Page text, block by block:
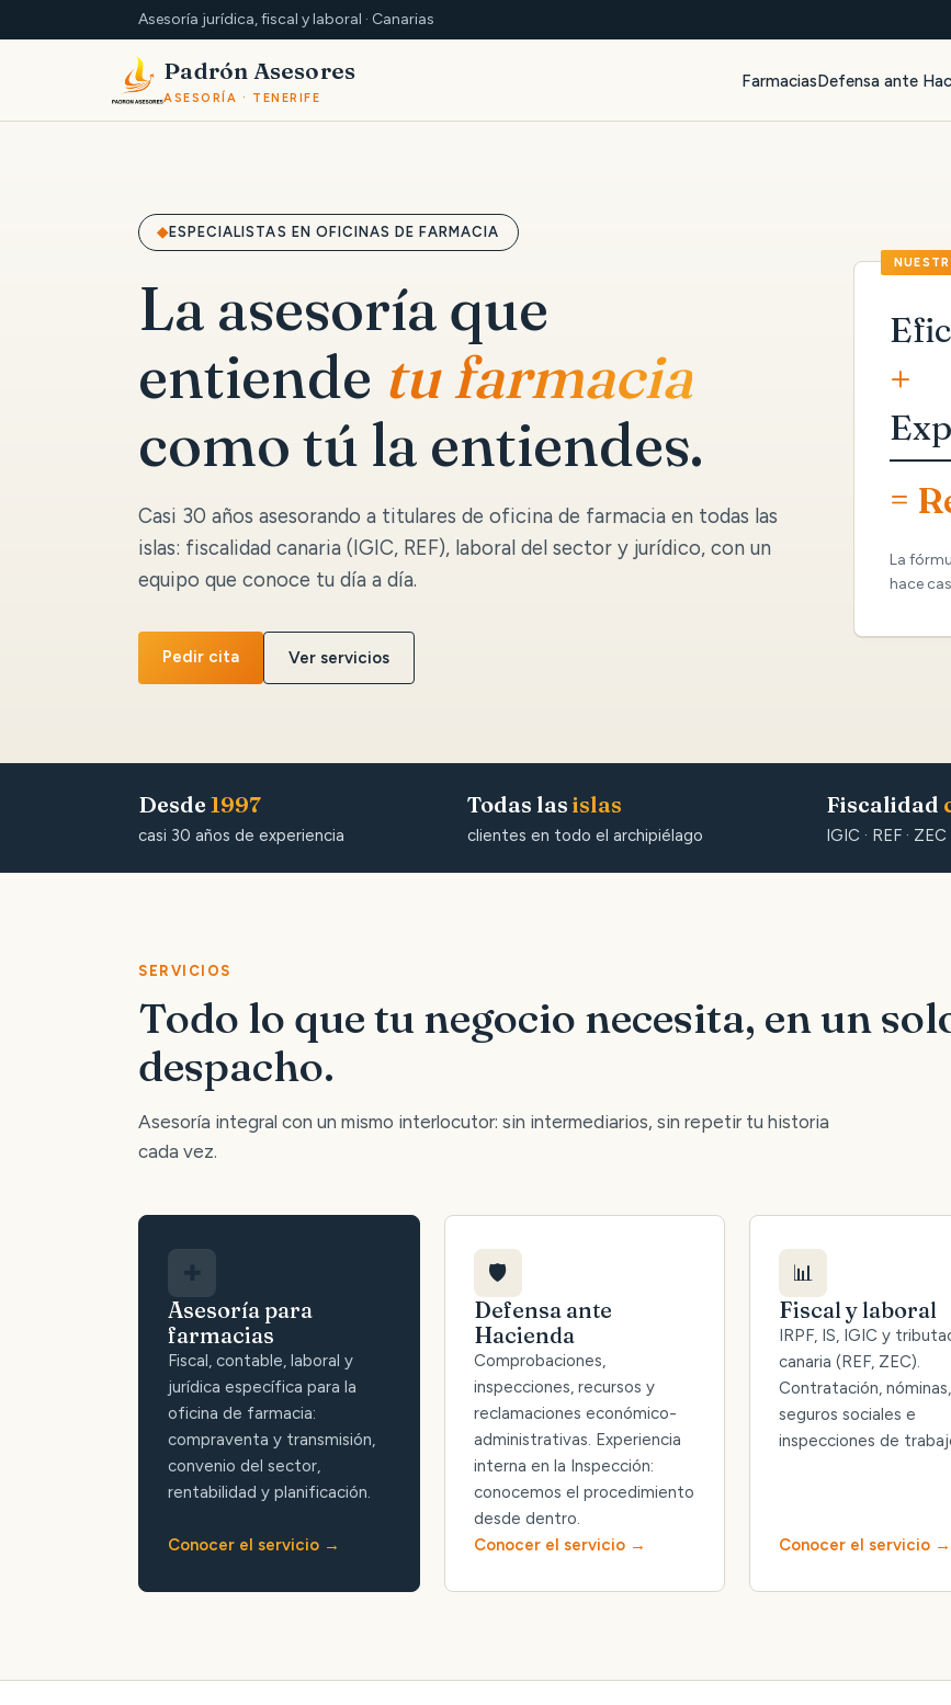
Asesoría jurídica, fiscal y laboral · Canarias
Padrón Asesores
ASESORÍA · TENERIFE
FarmaciasDefensa ante
ESPECIALISTAS EN OFICINAS DE FARMACIA
La asesoría que
entiende tu farmacia
como tú la entiendes.
Casi 30 años asesorando a titulares de oficina de farmacia en todas las
islas: fiscalidad canaria (IGIC, REF), laboral del sector y jurídico, con un
equipo que conoce tu día a día.
Pedir cita Ver servicios
+
=
La
hace
Desde 1997
casi 30 años de experiencia
Todas las islas
clientes en todo el archipiélago
Fiscalidad
IGIC · REF · ZEC
SERVICIOS
Todo lo que tu negocio necesita, en un
despacho.
Asesoría integral con un mismo interlocutor: sin intermediarios, sin repetir tu historia
cada vez.
Asesoría para
farmacias
Fiscal, contable, laboral y
jurídica específica para la
oficina de farmacia:
compraventa y transmisión,
convenio del sector,
rentabilidad y planificación.
Conocer el servicio
🛡️
Defensa ante
Hacienda
Comprobaciones,
inspecciones, recursos y
reclamaciones económico-
administrativas. Experiencia
interna en la Inspección:
conocemos el procedimiento
desde dentro.
Conocer el servicio
📊
Fiscal y laboral
IRPF, IS, IGIC y
canaria (REF, ZEC).
Contratación, nóminas,
seguros sociales e
inspecciones de
Conocer el servicio